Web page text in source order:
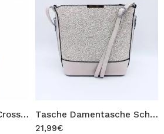
Damen Geldbörse & Crossbody Tasche & Handtasche mit Handschlaufe und Schulterriemen Beige Design FIFY Tasche Damentasche Schultertasche Umhängetasche Weiß Textil mit Schulterriemen Blumen Muster Design FRIDA
21,99€